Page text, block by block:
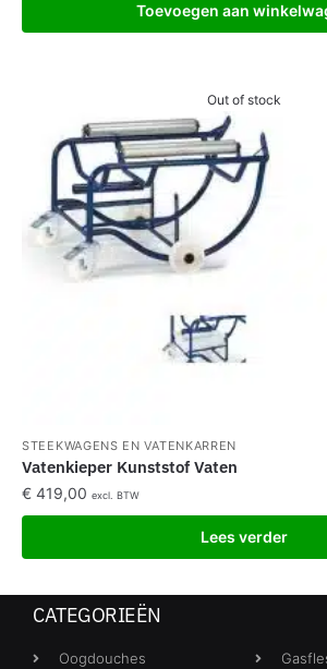
Toevoegen aan
Out of stock
STEEKWAGENS EN VATENKARREN
Vatenkieper Kunststof Vaten
€ 419,00 excl. BTW
Lees verder
CATEGORIEËN
Oogdouches